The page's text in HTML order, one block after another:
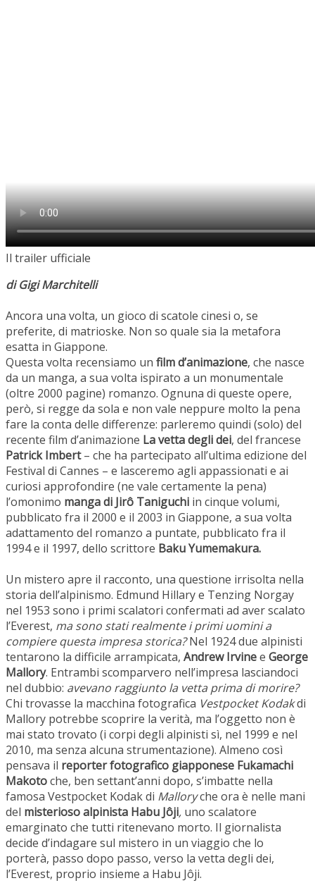
Il trailer ufficiale
di Gigi Marchitelli
Ancora una volta, un gioco di scatole cinesi o, se
preferite, di matrioske. Non so quale sia la metafora
esatta in Giappone.
Questa volta recensiamo un film d’animazione, che nasce
da un manga, a sua volta ispirato a un monumentale
(oltre 2000 pagine) romanzo. Ognuna di queste opere,
però, si regge da sola e non vale neppure molto la pena
fare la conta delle differenze: parleremo quindi (solo) del
recente film d’animazione La vetta degli dei, del francese
Patrick Imbert– che ha partecipato all’ultima edizione del
Festival di Cannes – e lasceremo agli appassionati e ai
curiosi approfondire (ne vale certamente la pena)
l’omonimo manga di Jirô Taniguchi in cinque volumi,
pubblicato fra il 2000 e il 2003 in Giappone, a sua volta
adattamento del romanzo a puntate, pubblicato fra il
1994 e il 1997, dello scrittore Baku Yumemakura.
Un mistero apre il racconto, una questione irrisolta nella
storia dell’alpinismo. Edmund Hillary e Tenzing Norgay
nel 1953 sono i primi scalatori confermati ad aver scalato
l’Everest, ma sono stati realmente i primi uomini a
compiere questa impresa storica?Nel 1924 due alpinisti
tentarono la difficile arrampicata, Andrew Irvinee George
Mallory. Entrambi scomparvero nell’impresa lasciandoci
nel dubbio: avevano raggiunto la vetta prima di morire?
Chi trovasse la macchina fotografica Vestpocket Kodakdi
Mallory potrebbe scoprire la verità, ma l’oggetto non è
mai stato trovato (i corpi degli alpinisti sì, nel 1999 e nel
2010, ma senza alcuna strumentazione). Almeno così
pensava il reporter fotografico giapponese Fukamachi
Makotoche, ben settant’anni dopo, s’imbatte nella
famosa Vestpocket Kodak di Malloryche ora è nelle mani
del misterioso alpinista Habu Jôji, uno scalatore
emarginato che tutti ritenevano morto. Il giornalista
decide d’indagare sul mistero in un viaggio che lo
porterà, passo dopo passo, verso la vetta degli dei,
l’Everest, proprio insieme a Habu Jôji.